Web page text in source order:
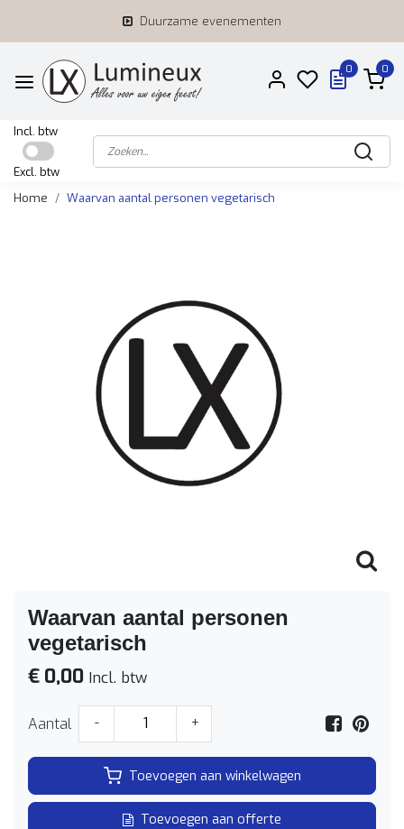
Duurzame evenementen
0 0
Incl. btw
Excl. btw
Home
Waarvan aantal personen vegetarisch
Waarvan aantal personen
vegetarisch
€ 0,00 Incl. btw
Aantal - +
Toevoegen aan winkelwagen
Toevoegen aan offerte